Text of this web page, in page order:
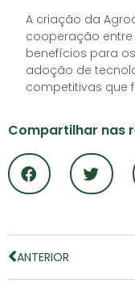
A criação da
cooperação
benefícios para
adoção de
competitivas que
Compartilhar nas
ANTERIOR